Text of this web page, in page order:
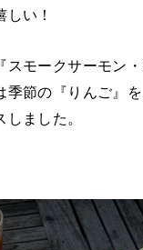
い！
スモークサーモン
季節の『りんご』
ました。